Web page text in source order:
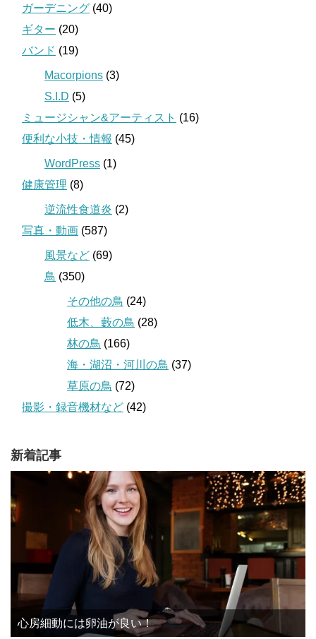
ガーデニング (40)
ギター (20)
バンド (19)
Macorpions (3)
S.I.D (5)
ミュージシャン&アーティスト (16)
便利な小技・情報 (45)
WordPress (1)
健康管理 (8)
逆流性食道炎 (2)
写真・動画 (587)
風景など (69)
鳥 (350)
その他の鳥 (24)
低木、藪の鳥 (28)
林の鳥 (166)
海・湖沼・河川の鳥 (37)
草原の鳥 (72)
撮影・録音機材など (42)
新着記事
心房細動には卵油が良い！